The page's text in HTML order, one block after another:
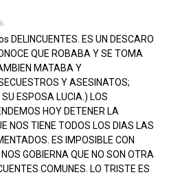
DELINCUENTES. ES UN DESCARO
QUE ROBABA Y SE TOMA
MATABA Y
Y ASESINATOS;
ESPOSA LUCIA.) LOS
HOY DETENER LA
NOS TIENE TODOS LOS DIAS LAS
ES IMPOSIBLE CON
GOBIERNA QUE NO SON OTRA
COMUNES. LO TRISTE ES